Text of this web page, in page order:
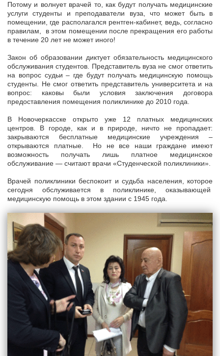
Потому и волнует врачей то, как будут получать медицинские
услуги студенты и преподаватели вуза, что может быть в
помещении, где располагался рентген-кабинет, ведь, согласно
правилам, в этом помещении после прекращения его работы
в течение 20 лет не может иного!
Закон об образовании диктует обязательность медицинского
обслуживания студентов. Представитель вуза не смог ответить
на вопрос судьи – где будут получать медицинскую помощь
студенты. Не смог ответить представитель университета и на
вопрос: каковы были условия заключения договора
предоставления помещения поликлинике до 2010 года.
В Новочеркасске открыто уже 12 платных медицинских
центров. В городе, как и в природе, ничто не пропадает:
закрываются бесплатные медицинские учреждения –
открываются платные. Но не все наши граждане имеют
возможность получать лишь платное медицинское
обслуживание — считают врачи «Студенческой поликлиники».
Врачей поликлиники беспокоит и судьба населения, которое
сегодня обслуживается в поликлинике, оказывающей
медицинскую помощь в этом здании с 1945 года.